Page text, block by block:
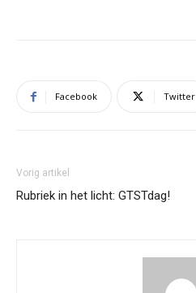
Facebook Twitter
Vorig artikel
Rubriek in het licht: GTSTdag!